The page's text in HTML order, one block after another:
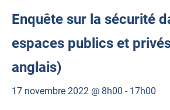
Enquête sur la sécurité
espaces publics et
anglais)
17 novembre 2022 @ 8h00 - 17h00